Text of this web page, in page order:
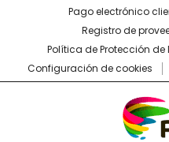
Pago electrónico
Registro de
Política de Protección de
Configuración de cookies